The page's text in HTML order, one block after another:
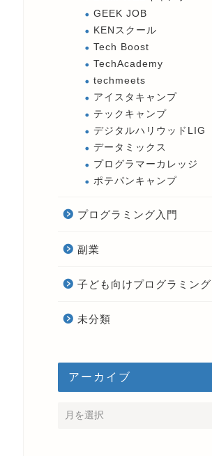
GEEK JOB
KENスクール
Tech Boost
TechAcademy
techmeets
アイスタキャンプ
テックキャンプ
デジタルハリウッドLIG
データミックス
プログラマーカレッジ
ポテパンキャンプ
プログラミング入門
副業
子ども向けプログラミング
未分類
アーカイブ